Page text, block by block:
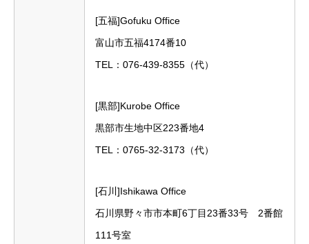
[五福]Gofuku Office
富山市五福4174番10
TEL：076-439-8355（代）
[黒部]Kurobe Office
黒部市生地中区223番地4
TEL：0765-32-3173（代）
[石川]Ishikawa Office
石川県野々市市本町6丁目23番33号 2番館
111号室